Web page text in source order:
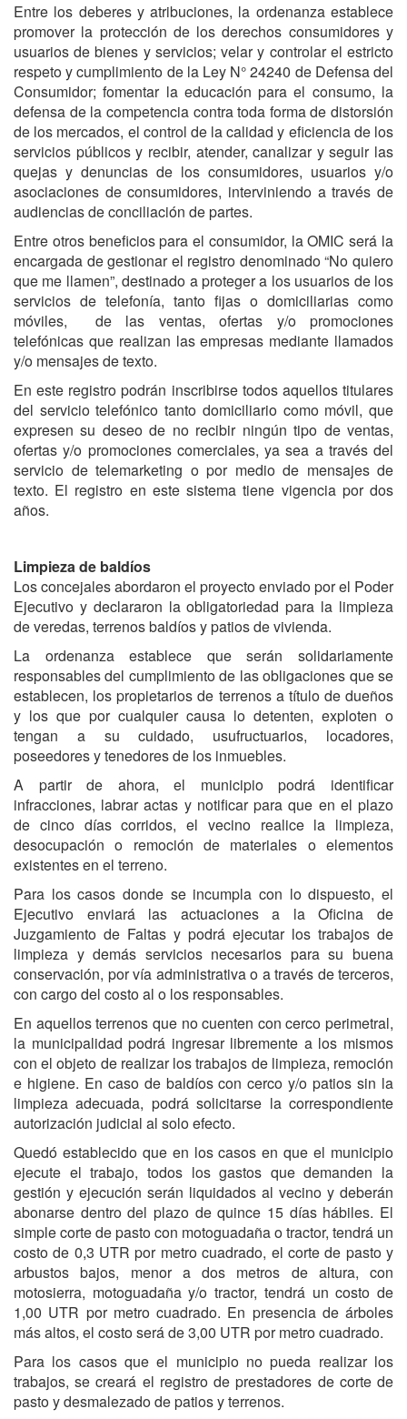
Entre los deberes y atribuciones, la ordenanza establece
promover la protección de los derechos consumidores y
usuarios de bienes y servicios; velar y controlar el estricto
respeto y cumplimiento de la Ley N° 24240 de Defensa del
Consumidor; fomentar la educación para el consumo, la
defensa de la competencia contra toda forma de distorsión
de los mercados, el control de la calidad y eficiencia de los
servicios públicos y recibir, atender, canalizar y seguir las
quejas y denuncias de los consumidores, usuarios y/o
asociaciones de consumidores, interviniendo a través de
audiencias de conciliación de partes.
Entre otros beneficios para el consumidor, la OMIC será la
encargada de gestionar el registro denominado “No quiero
que me llamen”, destinado a proteger a los usuarios de los
servicios de telefonía, tanto fijas o domiciliarias como
móviles, de las ventas, ofertas y/o promociones
telefónicas que realizan las empresas mediante llamados
y/o mensajes de texto.
En este registro podrán inscribirse todos aquellos titulares
del servicio telefónico tanto domiciliario como móvil, que
expresen su deseo de no recibir ningún tipo de ventas,
ofertas y/o promociones comerciales, ya sea a través del
servicio de telemarketing o por medio de mensajes de
texto. El registro en este sistema tiene vigencia por dos
años.
Limpieza de baldíos
Los concejales abordaron el proyecto enviado por el Poder
Ejecutivo y declararon la obligatoriedad para la limpieza
de veredas, terrenos baldíos y patios de vivienda.
La ordenanza establece que serán solidariamente
responsables del cumplimiento de las obligaciones que se
establecen, los propietarios de terrenos a título de dueños
y los que por cualquier causa lo detenten, exploten o
tengan a su cuidado, usufructuarios, locadores,
poseedores y tenedores de los inmuebles.
A partir de ahora, el municipio podrá identificar
infracciones, labrar actas y notificar para que en el plazo
de cinco días corridos, el vecino realice la limpieza,
desocupación o remoción de materiales o elementos
existentes en el terreno.
Para los casos donde se incumpla con lo dispuesto, el
Ejecutivo enviará las actuaciones a la Oficina de
Juzgamiento de Faltas y podrá ejecutar los trabajos de
limpieza y demás servicios necesarios para su buena
conservación, por vía administrativa o a través de terceros,
con cargo del costo al o los responsables.
En aquellos terrenos que no cuenten con cerco perimetral,
la municipalidad podrá ingresar libremente a los mismos
con el objeto de realizar los trabajos de limpieza, remoción
e higiene. En caso de baldíos con cerco y/o patios sin la
limpieza adecuada, podrá solicitarse la correspondiente
autorización judicial al solo efecto.
Quedó establecido que en los casos en que el municipio
ejecute el trabajo, todos los gastos que demanden la
gestión y ejecución serán liquidados al vecino y deberán
abonarse dentro del plazo de quince 15 días hábiles. El
simple corte de pasto con motoguadaña o tractor, tendrá un
costo de 0,3 UTR por metro cuadrado, el corte de pasto y
arbustos bajos, menor a dos metros de altura, con
motosierra, motoguadaña y/o tractor, tendrá un costo de
1,00 UTR por metro cuadrado. En presencia de árboles
más altos, el costo será de 3,00 UTR por metro cuadrado.
Para los casos que el municipio no pueda realizar los
trabajos, se creará el registro de prestadores de corte de
pasto y desmalezado de patios y terrenos.